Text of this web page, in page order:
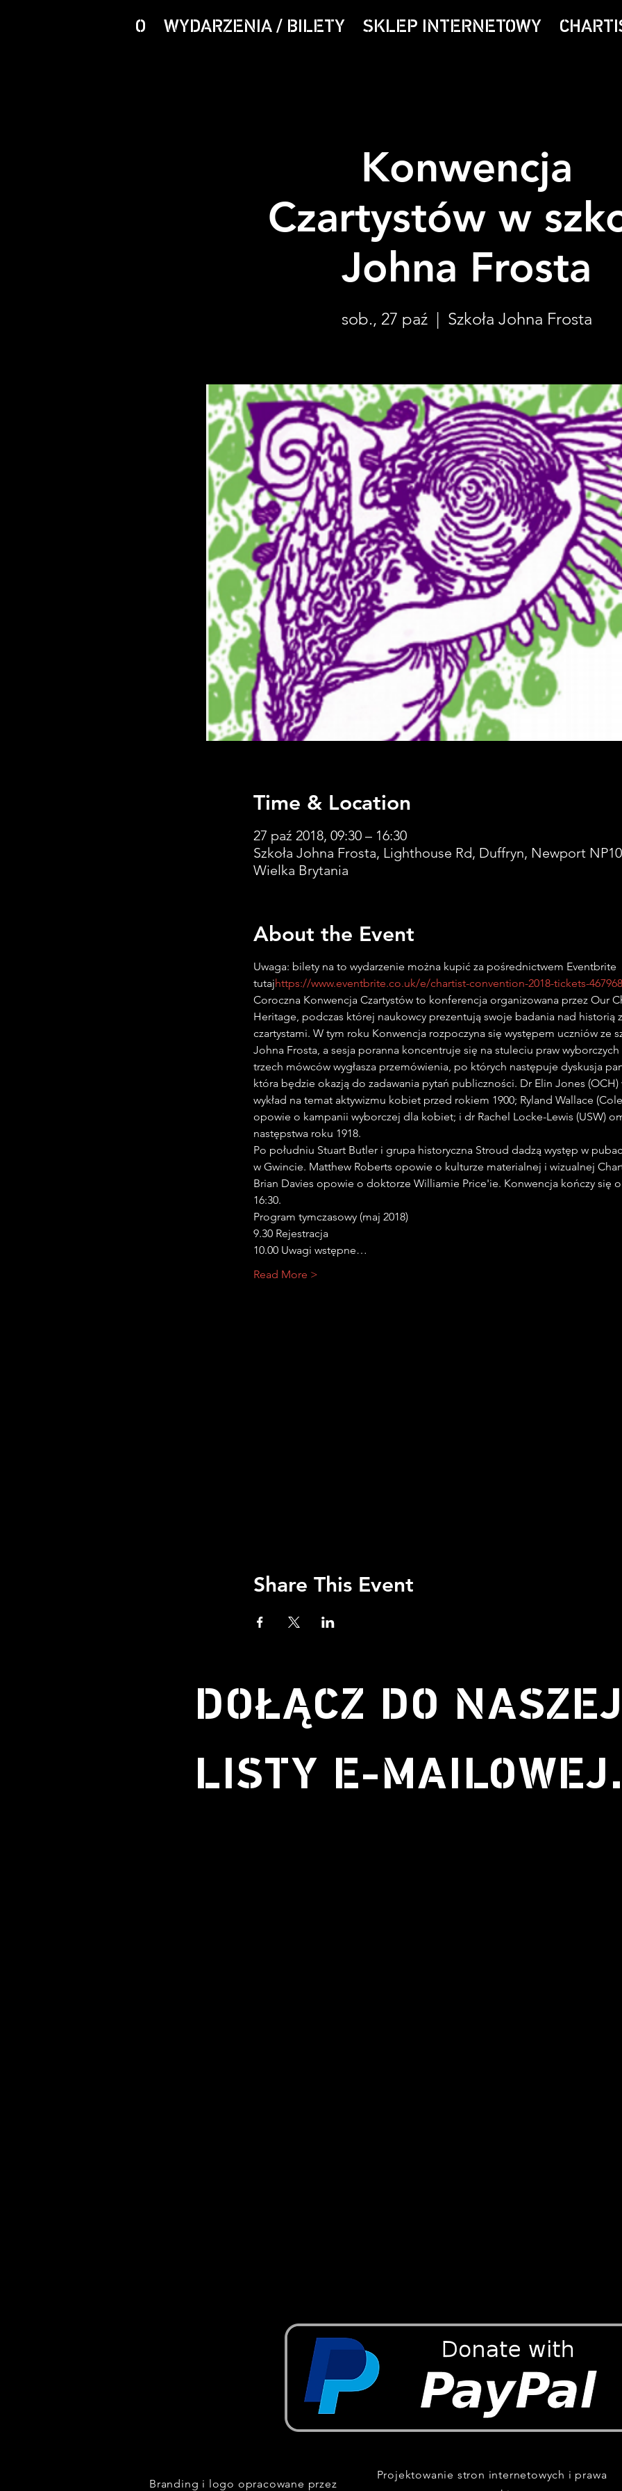
O WYDARZENIA / BILETY SKLEP INTERNETOWY
Konwencja
Czartystów w
Johna Frosta
sob., 27 paź
  |
Szkoła Johna Frosta
Time & Location
27 paź 2018, 09:30 – 16:30
Szkoła Johna Frosta, Lighthouse Rd, Duffryn, Newport
Wielka Brytania
About the Event
Uwaga: bilety na to wydarzenie można kupić za pośrednictwem Eventbrite
tutajhttps://www.eventbrite.co.uk/e/chartist-convention-2018-tickets-
Coroczna Konwencja Czartystów to konferencja organizowana przez Our
Heritage, podczas której naukowcy prezentują swoje badania nad historią
czartystami. W tym roku Konwencja rozpoczyna się występem uczniów ze
Johna Frosta, a sesja poranna koncentruje się na stuleciu praw
trzech mówców wygłasza przemówienia, po których następuje dyskusja
która będzie okazją do zadawania pytań publiczności. Dr Elin Jones (OCH)
wykład na temat aktywizmu kobiet przed rokiem 1900; Ryland Wallace
opowie o kampanii wyborczej dla kobiet; i dr Rachel Locke-Lewis (USW)
Po południu Stuart Butler i grupa historyczna Stroud dadzą występ w
w Gwincie. Matthew Roberts opowie o kulturze materialnej i wizualnej
Brian Davies opowie o doktorze Williamie Price'ie. Konwencja kończy się
10.00 Uwagi wstępne…
Read More >
Share This Event
DOŁĄCZ DO
LISTY E-
Branding i logo opracowane przez
Projektowanie stron internetowych i prawa